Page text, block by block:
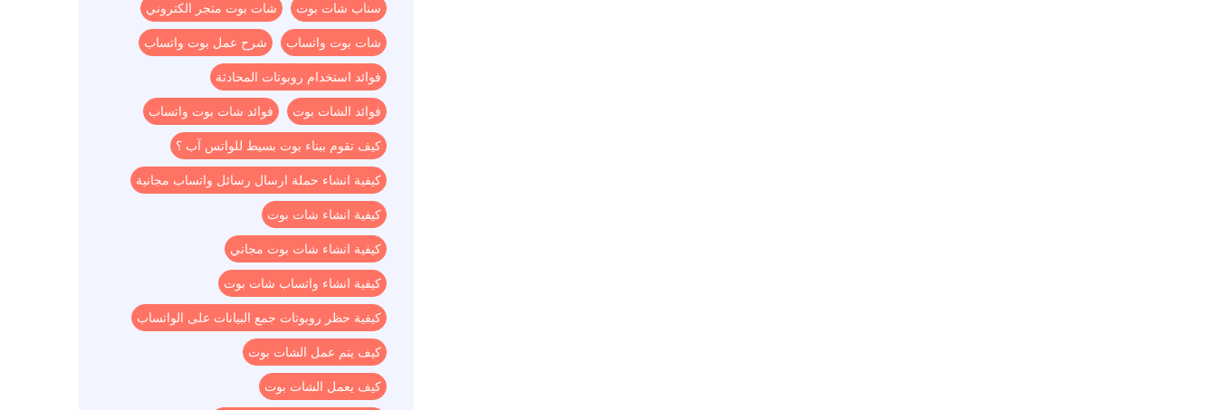
سناب شات بوت شات بوت متجر الكتروني
شات بوت واتساب شرح عمل بوت واتساب
فوائد استخدام روبوتات المحادثة
فوائد الشات بوت فوائد شات بوت واتساب
كيف تقوم ببناء بوت بسيط للواتس آب ؟
كيفية انشاء حملة ارسال رسائل واتساب مجانية
كيفية انشاء شات بوت
كيفية انشاء شات بوت مجاني
كيفية انشاء واتساب شات بوت
كيفية حظر روبوتات جمع البيانات على الواتساب
كيف يتم عمل الشات بوت
كيف يعمل الشات بوت